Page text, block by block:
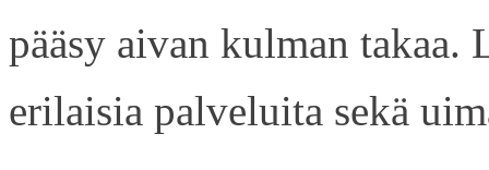
pääsy aivan kulman
erilaisia palveluita sekä